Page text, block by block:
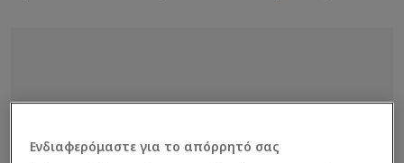
Ενδιαφερόμαστε για το απόρρητό σας